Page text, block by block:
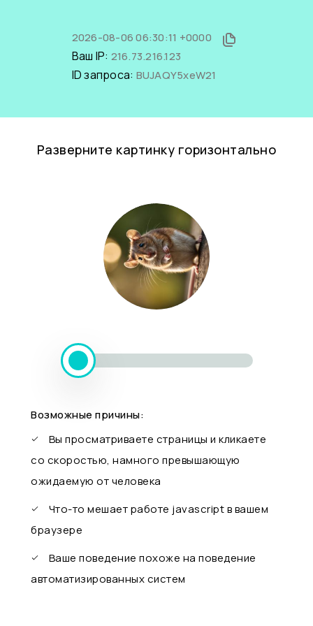
2026-08-06 06:30:11 +0000
Ваш IP: 216.73.216.123
ID запроса: BUJAQY5xeW21
Разверните картинку горизонтально
Возможные причины:
Вы просматриваете страницы и кликаете
со скоростью, намного превышающую
ожидаемую от человека
Что-то мешает работе javascript в вашем
браузере
Ваше поведение похоже на поведение
автоматизированных систем